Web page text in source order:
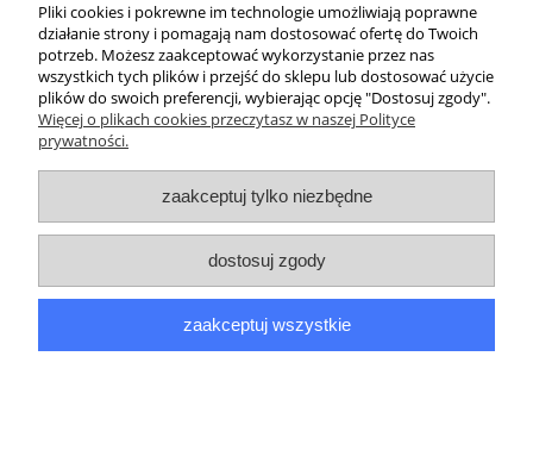
Pomoc
Moje konto
Płatności i dostawa
Informacje
Pliki cookies i pokrewne im technologie umożliwiają poprawne
działanie strony i pomagają nam dostosować ofertę do Twoich
potrzeb. Możesz zaakceptować wykorzystanie przez nas
wszystkich tych plików i przejść do sklepu lub dostosować użycie
plików do swoich preferencji, wybierając opcję "Dostosuj zgody".
Więcej o plikach cookies przeczytasz w naszej Polityce
prywatności.
zaakceptuj tylko niezbędne
dostosuj zgody
zaakceptuj wszystkie